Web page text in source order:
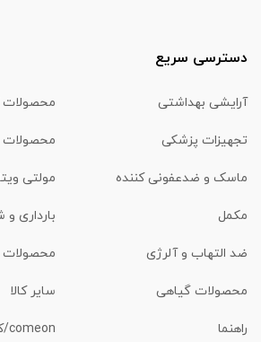
دسترسی سریع
آرایشی بهداشتی
تجهیزات پزشکی
ماسک و ضدعفونی کننده مولتی
مکمل بارداری
ضد التهاب و آلرژی
محصولات گیاهی سایر کالا
راهنما comeon/کامان